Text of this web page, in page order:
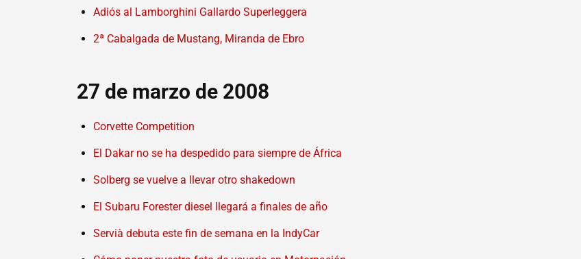
Adiós al Lamborghini Gallardo Superleggera
2ª Cabalgada de Mustang, Miranda de Ebro
27 de marzo de 2008
Corvette Competition
El Dakar no se ha despedido para siempre de África
Solberg se vuelve a llevar otro shakedown
El Subaru Forester diesel llegará a finales de año
Servià debuta este fin de semana en la IndyCar